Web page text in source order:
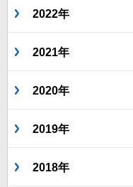
2022年
2021年
2020年
2019年
2018年